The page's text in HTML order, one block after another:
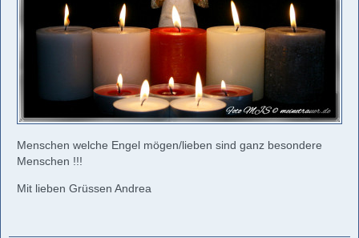
Menschen welche Engel mögen/lieben sind ganz besondere
Menschen !!!
Mit lieben Grüssen Andrea